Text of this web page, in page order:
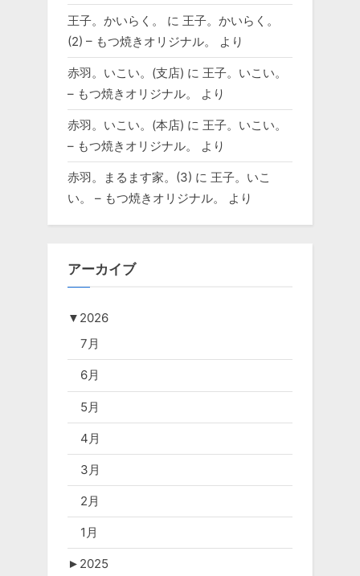
王子。かいらく。 に 王子。かいらく。
(2) – もつ焼きオリジナル。
より
赤羽。いこい。(支店) に 王子。いこい。
– もつ焼きオリジナル。
より
赤羽。いこい。(本店) に 王子。いこい。
– もつ焼きオリジナル。
より
赤羽。まるます家。(3) に 王子。いこ
い。 – もつ焼きオリジナル。
より
アーカイブ
▼ 2026
7月
6月
5月
4月
3月
2月
1月
► 2025